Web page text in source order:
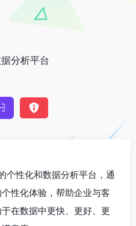
分析平台
个性化和数据分析平台，通
性化体验，帮助企业与客
在数据中更快、更好、更